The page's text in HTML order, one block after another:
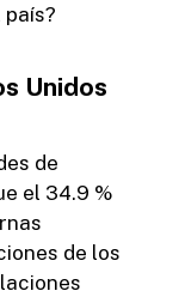
Unidos
de
el 34.9 %
de los